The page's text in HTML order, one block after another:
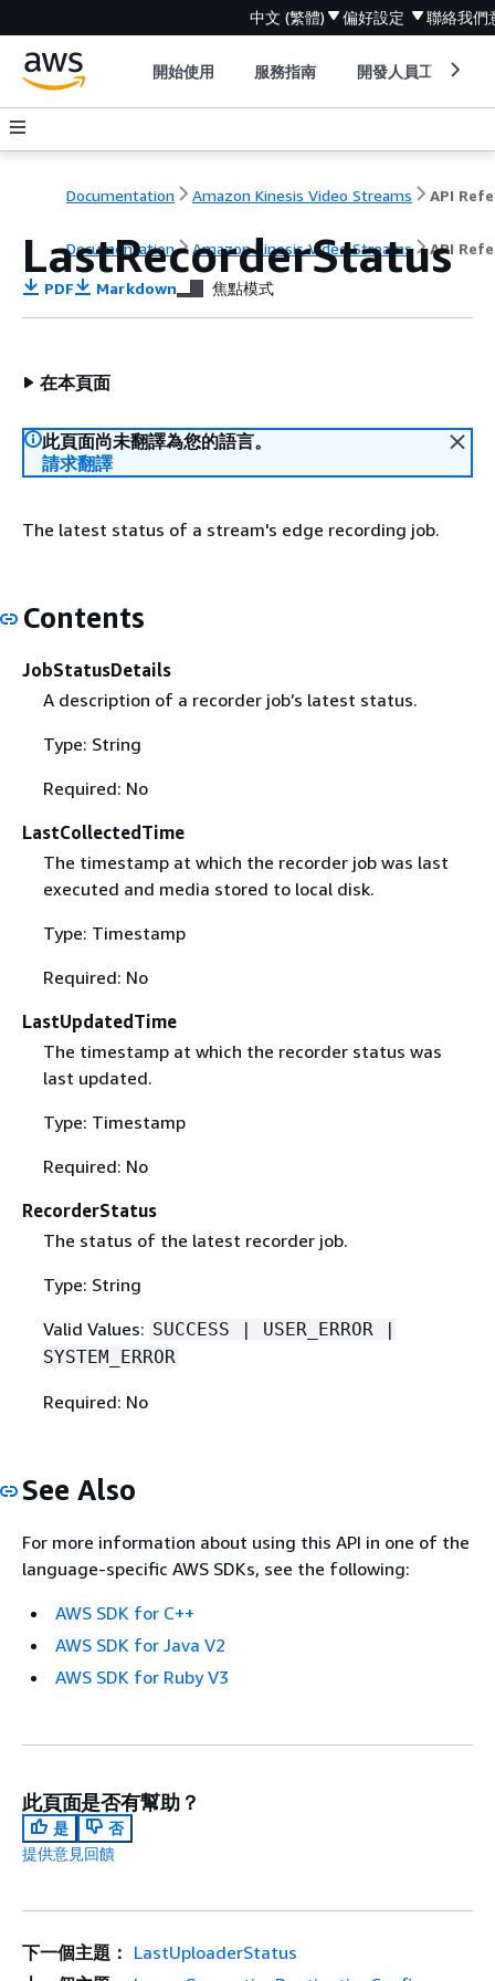
中文 (繁體) 偏好設定 聯絡我們
開始使用 服務指南 開發人員工具
Documentation Amazon Kinesis Video Streams
Documentation Amazon Kinesis Video Streams API
LastRecorderStatus
PDF Markdown 焦點模式
在本頁面
此頁面尚未翻譯為您的語言。
請求翻譯
The latest status of a stream's edge recording job.
Contents
JobStatusDetails
A description of a recorder job’s latest status.
Type: String
Required: No
LastCollectedTime
The timestamp at which the recorder job was last
executed and media stored to local disk.
Type: Timestamp
Required: No
LastUpdatedTime
The timestamp at which the recorder status was
last updated.
Type: Timestamp
Required: No
RecorderStatus
The status of the latest recorder job.
Type: String
Valid Values: SUCCESS | USER_ERROR |
SYSTEM_ERROR
Required: No
See Also
For more information about using this API in one of the
language-specific AWS SDKs, see the following:
AWS SDK for C++
AWS SDK for Java V2
AWS SDK for Ruby V3
此頁面是否有幫助？
是
否
提供意見回饋
下一個主題： LastUploaderStatus